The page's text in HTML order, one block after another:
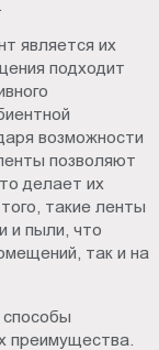
является их
подходит
возможности
позволяют
делает их
такие ленты
и пыли, что
так и на
преимущества.